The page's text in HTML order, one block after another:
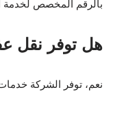
بالرقم المخصص لخدمة
هل توفر نقل عفش 777
نعم، توفر الشركة